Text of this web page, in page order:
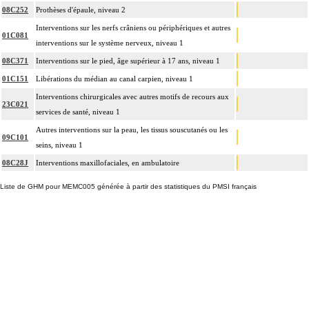
08C252 Prothèses d'épaule, niveau 2
01C081
Interventions sur les nerfs crâniens ou périphériques et autres
interventions sur le système nerveux, niveau 1
08C371 Interventions sur le pied, âge supérieur à 17 ans, niveau 1
01C151 Libérations du médian au canal carpien, niveau 1
23C021
Interventions chirurgicales avec autres motifs de recours aux
services de santé, niveau 1
09C101
Autres interventions sur la peau, les tissus souscutanés ou les
seins, niveau 1
08C28J Interventions maxillofaciales, en ambulatoire
Liste de GHM pour MEMC005 générée à partir des statistiques du PMSI français